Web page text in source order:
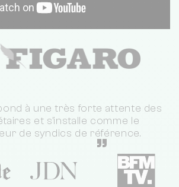
à une très forte attente des
et s'installe comme le
de syndics de référence.
”